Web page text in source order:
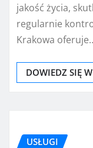
jakość życia,
regularnie
Krakowa
DOWIEDZ SIĘ
USŁUGI